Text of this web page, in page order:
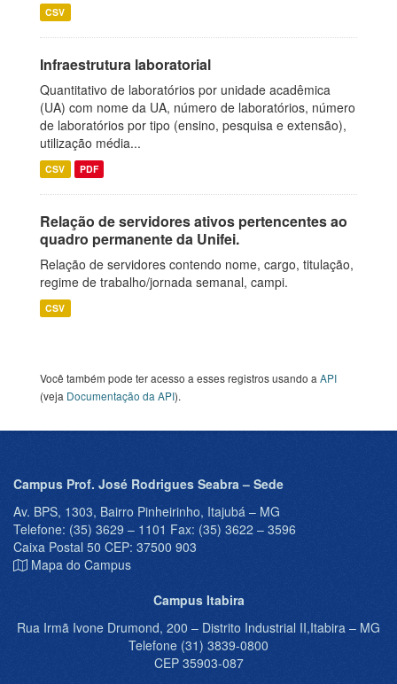
CSV
Infraestrutura laboratorial
Quantitativo de laboratórios por unidade acadêmica
(UA) com nome da UA, número de laboratórios, número
de laboratórios por tipo (ensino, pesquisa e extensão),
utilização média...
CSV PDF
Relação de servidores ativos pertencentes ao
quadro permanente da Unifei.
Relação de servidores contendo nome, cargo, titulação,
regime de trabalho/jornada semanal, campi.
CSV
Você também pode ter acesso a esses registros usando a API
(veja Documentação da API).
Campus Prof. José Rodrigues Seabra – Sede
Av. BPS, 1303, Bairro Pinheirinho, Itajubá – MG
Telefone: (35) 3629 – 1101 Fax: (35) 3622 – 3596
Caixa Postal 50 CEP: 37500 903
Mapa do Campus
Campus Itabira
Rua Irmã Ivone Drumond, 200 – Distrito Industrial II,Itabira – MG
Telefone (31) 3839-0800
CEP 35903-087